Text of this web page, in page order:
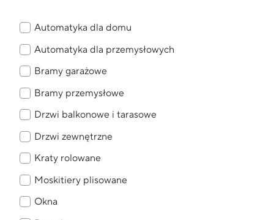
Automatyka dla domu
Automatyka dla przemysłowych
Bramy garażowe
Bramy przemysłowe
Drzwi balkonowe i tarasowe
Drzwi zewnętrzne
Kraty rolowane
Moskitiery plisowane
Okna